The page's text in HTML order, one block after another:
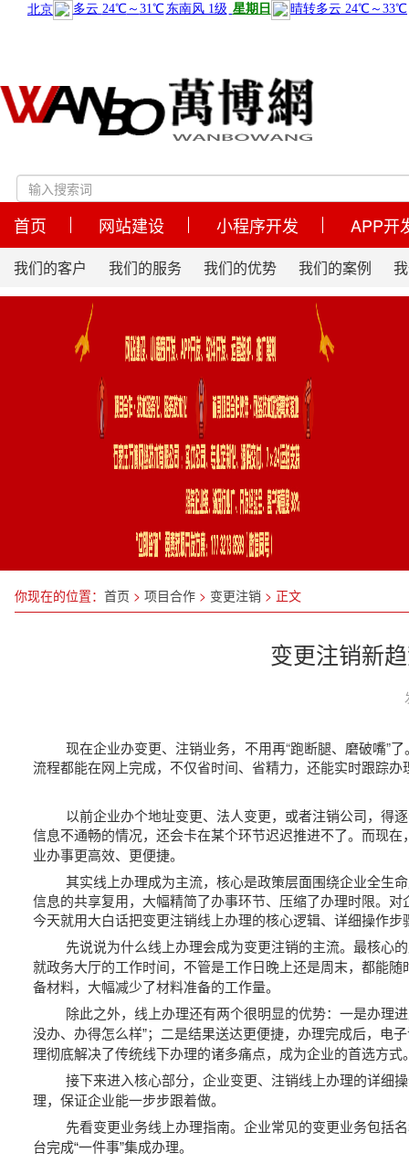
首页 网站建设 小程序开发 APP开
我们的客户 我们的服务 我们的优势 我们的案例
你现在的位置： 首页 > 项目合作 > 变更注销 > 正文
变更注销新
现在企业办变更、注销业务，不用再“跑断腿、磨破嘴”了
流程都能在网上完成，不仅省时间、省精力，还能实时跟踪办
以前企业办个地址变更、法人变更，或者注销公司，得
信息不通畅的情况，还会卡在某个环节迟迟推进不了。而现
业办事更高效、更便捷。
其实线上办理成为主流，核心是政策层面围绕企业全生
信息的共享复用，大幅精简了办事环节、压缩了办理时限。
今天就用大白话把变更注销线上办理的核心逻辑、详细操作
先说说为什么线上办理会成为变更注销的主流。最核心
就政务大厅的工作时间，不管是工作日晚上还是周末，都能
备材料，大幅减少了材料准备的工作量。
除此之外，线上办理还有两个很明显的优势：一是办理
没办、办得怎么样”；二是结果送达更便捷，办理完成后，电
理彻底解决了传统线下办理的诸多痛点，成为企业的首选方式
接下来进入核心部分，企业变更、注销线上办理的详细
理，保证企业能一步步跟着做。
先看变更业务线上办理指南。企业常见的变更业务包括
台完成“一件事”集成办理。